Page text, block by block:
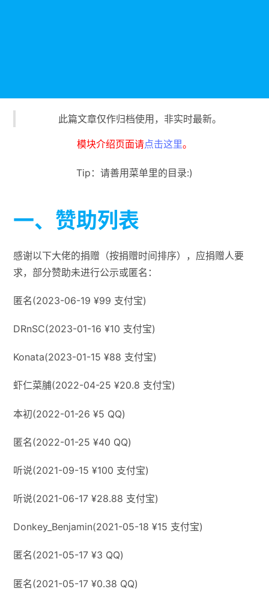
此篇文章仅作归档使用，非实时最新。
模块介绍页面请点击这里。
Tip：请善用菜单里的目录:)
一、赞助列表
感谢以下大佬的捐赠（按捐赠时间排序），应捐赠人要
求，部分赞助未进行公示或匿名：
匿名(2023-06-19 ¥99 支付宝)
DRnSC(2023-01-16 ¥10 支付宝)
Konata(2023-01-15 ¥88 支付宝)
虾仁菜脯(2022-04-25 ¥20.8 支付宝)
本初(2022-01-26 ¥5 QQ)
匿名(2022-01-25 ¥40 QQ)
听说(2021-09-15 ¥100 支付宝)
听说(2021-06-17 ¥28.88 支付宝)
Donkey_Benjamin(2021-05-18 ¥15 支付宝)
匿名(2021-05-17 ¥3 QQ)
匿名(2021-05-17 ¥0.38 QQ)